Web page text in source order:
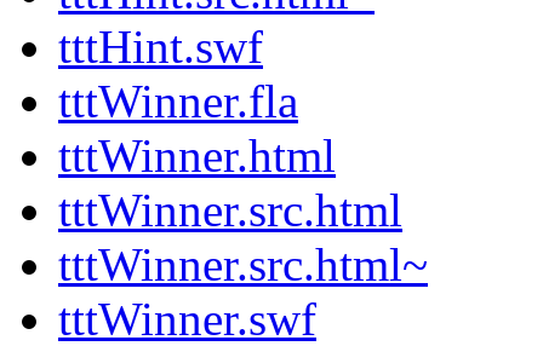
tttHint.swf
tttWinner.fla
tttWinner.html
tttWinner.src.html
tttWinner.src.html~
tttWinner.swf